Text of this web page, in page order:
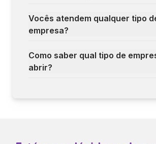
Vocês atendem qualquer tipo
empresa?
Como saber qual tipo de
abrir?